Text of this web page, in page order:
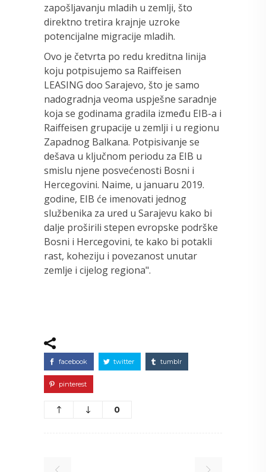
zapošljavanju mladih u zemlji, što
direktno tretira krajnje uzroke
potencijalne migracije mladih.
Ovo je četvrta po redu kreditna linija
koju potpisujemo sa Raiffeisen
LEASING doo Sarajevo, što je samo
nadogradnja veoma uspješne saradnje
koja se godinama gradila između EIB-a i
Raiffeisen grupacije u zemlji i u regionu
Zapadnog Balkana. Potpisivanje se
dešava u ključnom periodu za EIB u
smislu njene posvećenosti Bosni i
Hercegovini. Naime, u januaru 2019.
godine, EIB će imenovati jednog
službenika za ured u Sarajevu kako bi
dalje proširili stepen evropske podrške
Bosni i Hercegovini, te kako bi potakli
rast, koheziju i povezanost unutar
zemlje i cijelog regiona".
facebook twitter tumblr
pinterest
0